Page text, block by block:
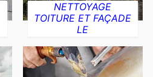
NETTOYAGE
TOITURE ET FAÇADE
LE